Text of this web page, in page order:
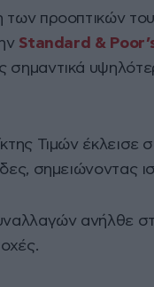
των προοπτικών
Standard &
σημαντικά
Τιμών έκλεισε
σημειώνοντας
ανήλθε